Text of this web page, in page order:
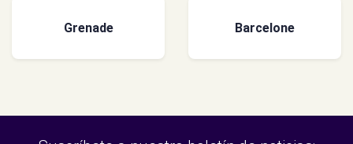
Grenade Barcelone